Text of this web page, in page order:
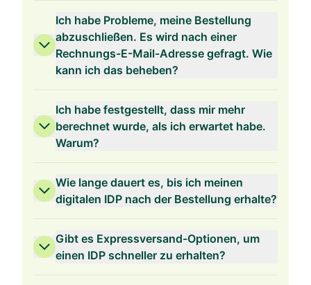
2 Jahre Gültigkeit
Ich habe Probleme, meine Bestellung
abzuschließen. Es wird nach einer
Rechnungs-E-Mail-Adresse gefragt. Wie
kann ich das beheben?
Ich habe festgestellt, dass mir mehr
berechnet wurde, als ich erwartet habe.
Warum?
Wie lange dauert es, bis ich meinen
digitalen IDP nach der Bestellung erhalte?
Gibt es Expressversand-Optionen, um
einen IDP schneller zu erhalten?